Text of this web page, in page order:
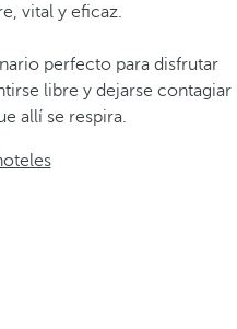
vital y eficaz.
perfecto para disfrutar
libre y dejarse contagiar
allí se respira.